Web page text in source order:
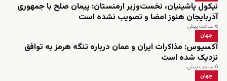
نیکول پاشینیان، نخست‌وزیر ارمنستان: پیمان صلح با جمهوری
آذربایجان هنوز امضا و تصویب نشده است
6 ساعت پیش
جهان
آکسیوس: مذاکرات ایران و عمان درباره تنگه هرمز به توافق
نزدیک شده است
6 ساعت پیش
جهان